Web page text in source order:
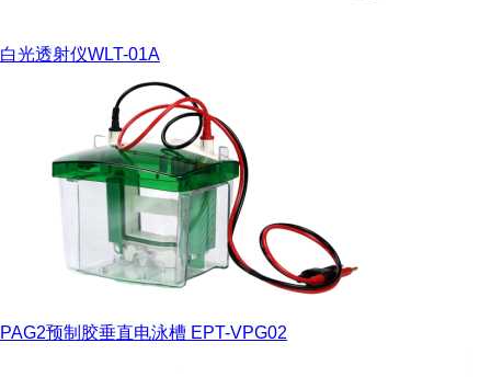
白光透射仪WLT-01A
PAG2预制胶垂直电泳槽 EPT-VPG02